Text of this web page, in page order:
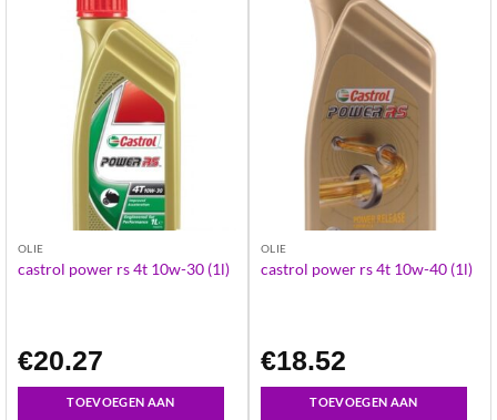
OLIE
castrol power rs 4t 10w-30 (1l)
€20.27
TOEVOEGEN AAN
OLIE
castrol power rs 4t 10w-40 (1l)
€18.52
TOEVOEGEN AAN